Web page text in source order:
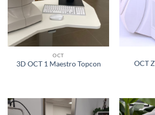
OCT
3D OCT 1 Maestro Topcon
OCT